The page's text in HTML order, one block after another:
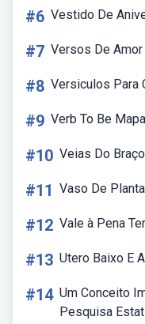
#6 Vestido De
#7 Versos De
#8 Versiculos Para
#9 Verb To Be
#10 Veias Do
#11 Vaso De
#12 Vale à Pena
#13 Utero Baixo E
#14 Um Conceito
Pesquisa